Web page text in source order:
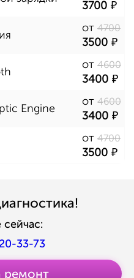
3700
от 4700
3500
от 4600
3400
Engine
от 4600
3400
от 4700
3500
33-73
ремонт